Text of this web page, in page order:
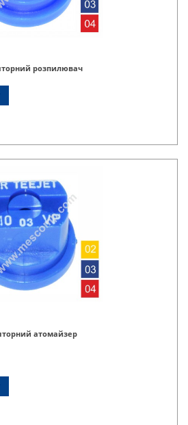
розпилювач
атомайзер